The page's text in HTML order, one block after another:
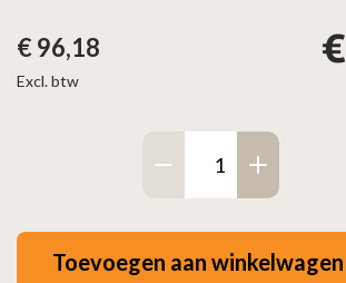
€
Excl. btw
€96,18
Toevoegen aan winkelwagen